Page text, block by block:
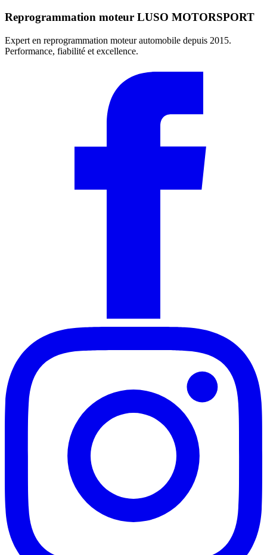
Reprogrammation moteur LUSO MOTORSPORT
Expert en reprogrammation moteur automobile depuis 2015.
Performance, fiabilité et excellence.